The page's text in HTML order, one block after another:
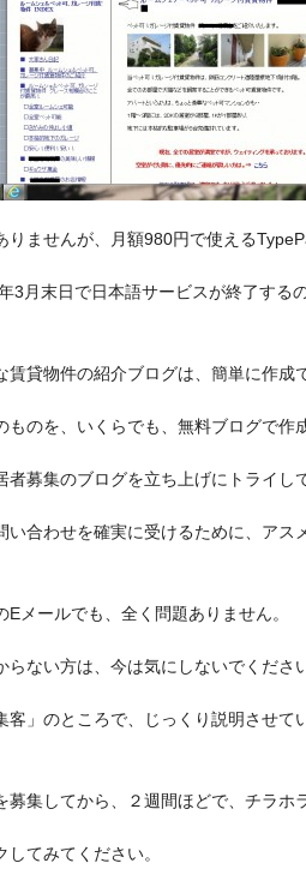
りませんが、月額980円で使える
3月末日で日本語サービスが終了する
賃貸物件の紹介ブログは、簡単に作成
ものを、いくらでも、無料ブログで作
者募集のブログを立ち上げにトライし
い合わせを確実に受けるために、アス
メールでも、全く問題ありません。
らない方は、今は気にしないでくださ
客」のところで、じっくり説明させて
募集してから、２週間ほどで、チラホ
てみてください。